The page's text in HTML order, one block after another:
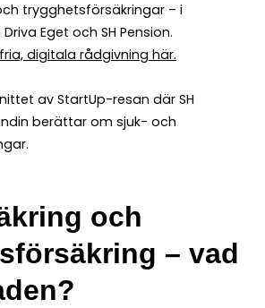
trygghetsförsäkringar – i
Eget och SH Pension.
digitala rådgivning här.
av StartUp-resan där SH
berättar om sjuk- och
och
– vad